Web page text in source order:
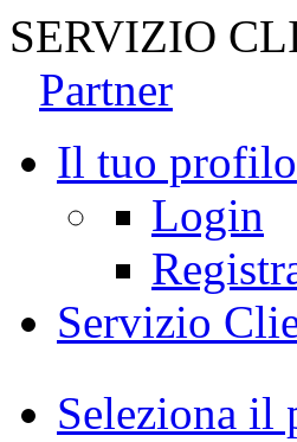
SERVIZIO
Partner
Il tuo profilo
Login
Servizio
Seleziona il